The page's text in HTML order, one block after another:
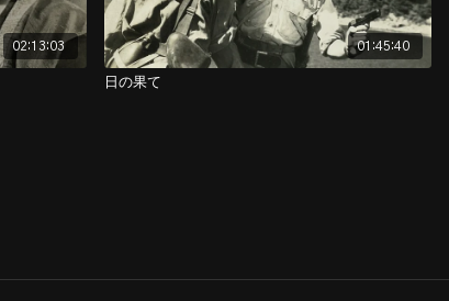
02:13:03 01:45:40
日の果て